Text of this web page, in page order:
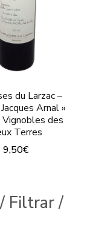
être
choisies
sur
du
produit
du Larzac –
Arnal »
des
Terres
9,50€
a
Filtrar /